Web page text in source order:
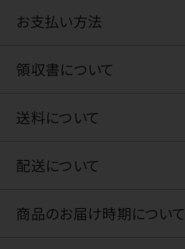
お支払い方法
領収書について
送料について
配送について
商品のお届け時期について